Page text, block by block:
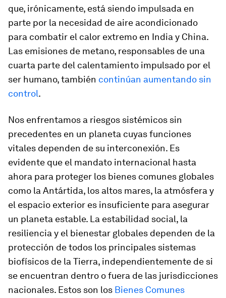
que, irónicamente, está siendo impulsada en
parte por la necesidad de aire acondicionado
para combatir el calor extremo en India y China.
Las emisiones de metano, responsables de una
cuarta parte del calentamiento impulsado por el
ser humano, también continúan aumentando sin
control.
Nos enfrentamos a riesgos sistémicos sin
precedentes en un planeta cuyas funciones
vitales dependen de su interconexión. Es
evidente que el mandato internacional hasta
ahora para proteger los bienes comunes globales
como la Antártida, los altos mares, la atmósfera y
el espacio exterior es insuficiente para asegurar
un planeta estable. La estabilidad social, la
resiliencia y el bienestar globales dependen de la
protección de todos los principales sistemas
biofísicos de la Tierra, independientemente de si
se encuentran dentro o fuera de las jurisdicciones
nacionales. Estos son los Bienes Comunes